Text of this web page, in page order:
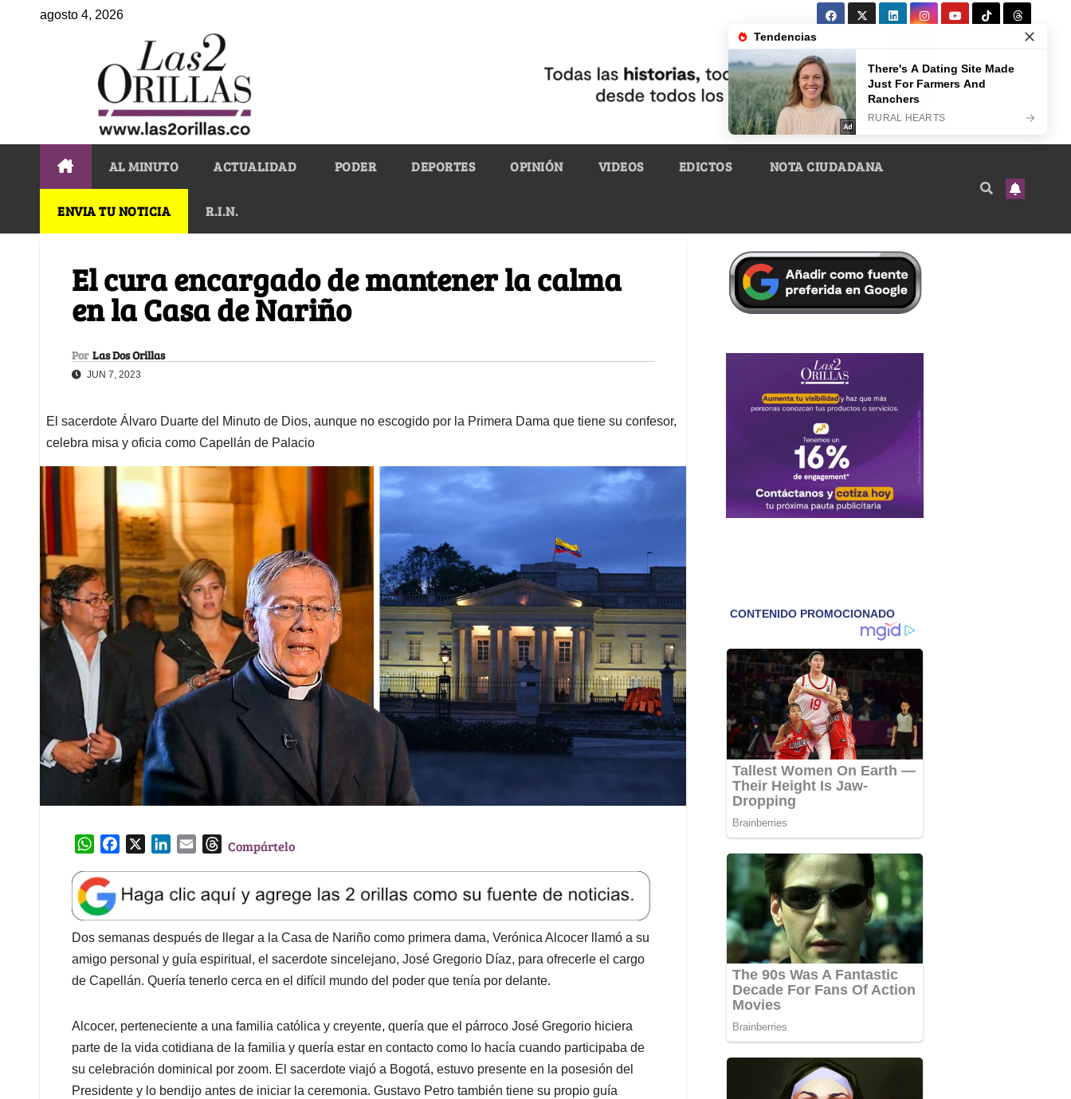
agosto 4, 2026
AL MINUTO ACTUALIDAD PODER DEPORTES OPINIÓN VIDEOS EDICTOS NOTA CIUDADANA
ENVIA TU NOTICIA R.I.N.
El cura encargado de mantener la calma
en la Casa de Nariño
Por Las Dos Orillas
JUN 7, 2023
El sacerdote Álvaro Duarte del Minuto de Dios, aunque no escogido por la Primera Dama que tiene su confesor,
celebra misa y oficia como Capellán de Palacio
W
a
t
s
A
p
p
e
b
o
o
k
k
e
d
I
n
l
T
e
a
d
s
Compártelo
Dos semanas después de llegar a la Casa de Nariño como primera dama, Verónica Alcocer llamó a su
amigo personal y guía espiritual, el sacerdote sincelejano, José Gregorio Díaz, para ofrecerle el cargo
de Capellán. Quería tenerlo cerca en el difícil mundo del poder que tenía por delante.
Alcocer, perteneciente a una familia católica y creyente, quería que el párroco José Gregorio hiciera
parte de la vida cotidiana de la familia y quería estar en contacto como lo hacía cuando participaba de
su celebración dominical por zoom. El sacerdote viajó a Bogotá, estuvo presente en la posesión del
Presidente y lo bendijo antes de iniciar la ceremonia. Gustavo Petro también tiene su propio guía